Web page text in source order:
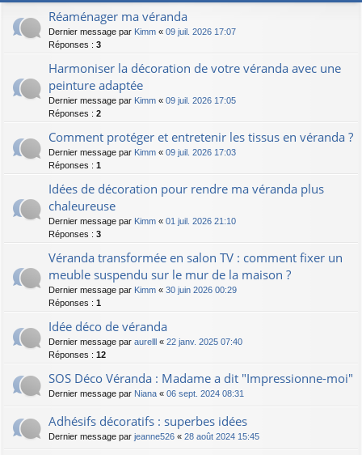
Réaménager ma véranda
Dernier message par Kimm « 09 juil. 2026 17:07
Réponses : 3
Harmoniser la décoration de votre véranda avec une
peinture adaptée
Dernier message par Kimm « 09 juil. 2026 17:05
Réponses : 2
Comment protéger et entretenir les tissus en véranda ?
Dernier message par Kimm « 09 juil. 2026 17:03
Réponses : 1
Idées de décoration pour rendre ma véranda plus
chaleureuse
Dernier message par Kimm « 01 juil. 2026 21:10
Réponses : 3
Véranda transformée en salon TV : comment fixer un
meuble suspendu sur le mur de la maison ?
Dernier message par Kimm « 30 juin 2026 00:29
Réponses : 1
Idée déco de véranda
Dernier message par aurelll « 22 janv. 2025 07:40
Réponses : 12
SOS Déco Véranda : Madame a dit "Impressionne-moi"
Dernier message par Niana « 06 sept. 2024 08:31
Adhésifs décoratifs : superbes idées
Dernier message par jeanne526 « 28 août 2024 15:45